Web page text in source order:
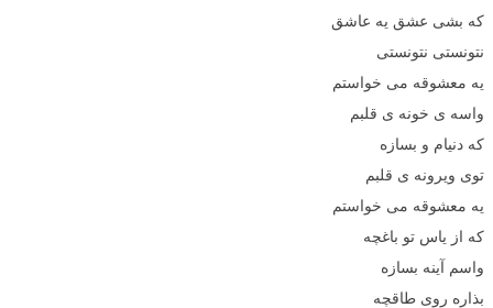
که بشی عشق یه عاشق
نتونستی نتونستی
یه معشوقه می خواستم
واسه ی خونه ی قلبم
که دنیام و بسازه
توی ویرونه ی قلبم
یه معشوقه می خواستم
که از یاس تو باغچه
واسم آینه بسازه
بذاره روی طاقچه